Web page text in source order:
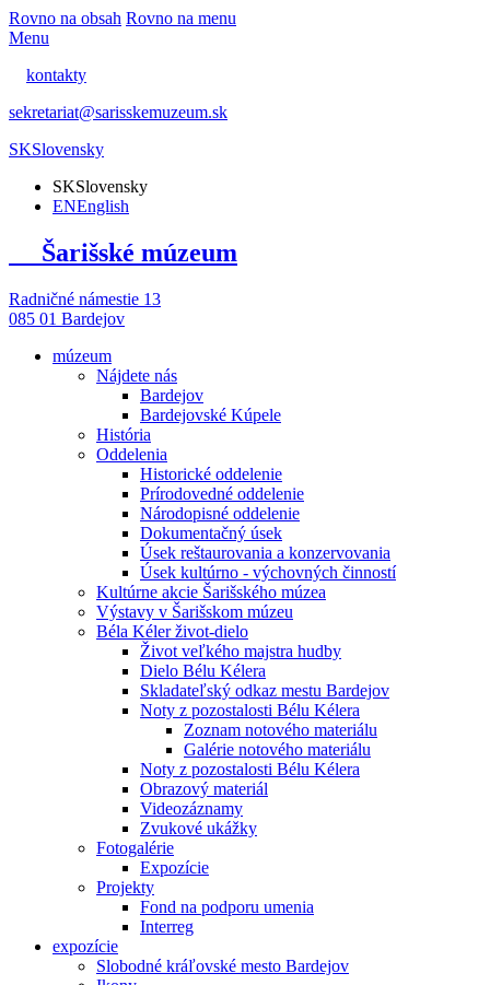
Rovno na obsah Rovno na menu
Menu
kontakty
sekretariat@sarisskemuzeum.sk
SKSlovensky
SKSlovensky
ENEnglish
Šarišské múzeum
Radničné námestie 13
085 01 Bardejov
múzeum
Nájdete nás
Bardejov
Bardejovské Kúpele
História
Oddelenia
Historické oddelenie
Prírodovedné oddelenie
Národopisné oddelenie
Dokumentačný úsek
Úsek reštaurovania a konzervovania
Úsek kultúrno - výchovných činností
Kultúrne akcie Šarišského múzea
Výstavy v Šarišskom múzeu
Béla Kéler život-dielo
Život veľkého majstra hudby
Dielo Bélu Kélera
Skladateľský odkaz mestu Bardejov
Noty z pozostalosti Bélu Kélera
Zoznam notového materiálu
Galérie notového materiálu
Noty z pozostalosti Bélu Kélera
Obrazový materiál
Videozáznamy
Zvukové ukážky
Fotogalérie
Expozície
Projekty
Fond na podporu umenia
Interreg
expozície
Slobodné kráľovské mesto Bardejov